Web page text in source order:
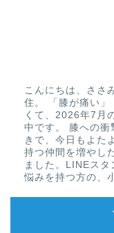
こんにちは、ささ
住。 「膝が痛い」
くて、2026年7月
中です。 膝への衝
きで、今日もよた
持つ仲間を増やし
ました。LINEスタ
悩みを持つ方の、